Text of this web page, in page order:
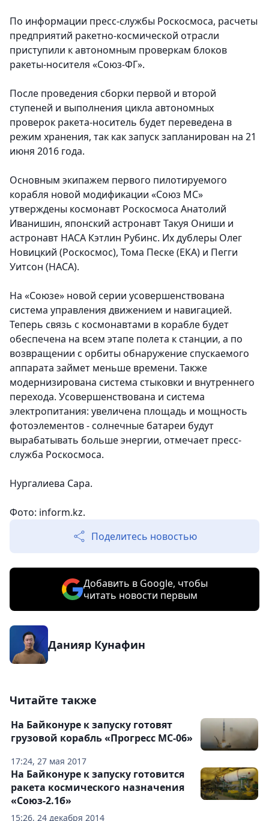
По информации пресс-службы Роскосмоса, расчеты
предприятий ракетно-космической отрасли
приступили к автономным проверкам блоков
ракеты-носителя «Союз-ФГ».
После проведения сборки первой и второй
ступеней и выполнения цикла автономных
проверок ракета-носитель будет переведена в
режим хранения, так как запуск запланирован на 21
июня 2016 года.
Основным экипажем первого пилотируемого
корабля новой модификации «Союз МС»
утверждены космонавт Роскосмоса Анатолий
Иванишин, японский астронавт Такуя Ониши и
астронавт НАСА Кэтлин Рубинс. Их дублеры Олег
Новицкий (Роскосмос), Тома Песке (ЕКА) и Пегги
Уитсон (НАСА).
На «Союзе» новой серии усовершенствована
система управления движением и навигацией.
Теперь связь с космонавтами в корабле будет
обеспечена на всем этапе полета к станции, а по
возвращении с орбиты обнаружение спускаемого
аппарата займет меньше времени. Также
модернизирована система стыковки и внутреннего
перехода. Усовершенствована и система
электропитания: увеличена площадь и мощность
фотоэлементов - солнечные батареи будут
вырабатывать больше энергии, отмечает пресс-
служба Роскосмоса.
Нургалиева Сара.
Фото: inform.kz.
Поделитесь новостью
Добавить в Google, чтобы
читать новости первым
Данияр Кунафин
Читайте также
17:24, 27 мая 2017
На Байконуре к запуску готовят
грузовой корабль «Прогресс МС-06»
15:26, 24 декабря 2014
На Байконуре к запуску готовится
ракета космического назначения
«Союз-2.1б»